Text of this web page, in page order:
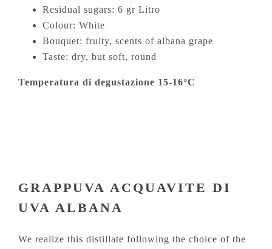
Residual sugars: 6 gr Litro
Colour: White
Bouquet: fruity, scents of albana grape
Taste: dry, but soft, round
Temperatura di degustazione 15-16°C
GRAPPUVA ACQUAVITE DI
UVA ALBANA
We realize this distillate following the choice of the